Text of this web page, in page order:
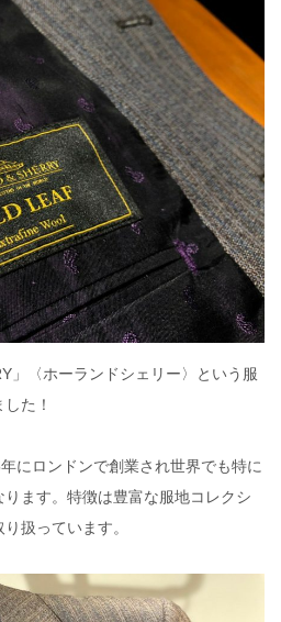
」〈ホーランドシェリー〉という服
た！
にロンドンで創業され世界でも特に
ます。特徴は豊富な服地コレクシ
扱っています。